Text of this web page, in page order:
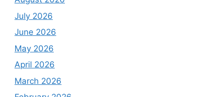
July 2026
June 2026
May 2026
April 2026
March 2026